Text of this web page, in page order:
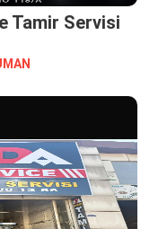
Tamir Servisi